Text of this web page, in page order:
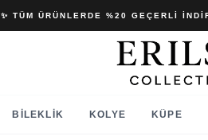
✨ TÜM ÜRÜNLERDE %20 GEÇERLI
BILEKLIK KOLYE KÜPE